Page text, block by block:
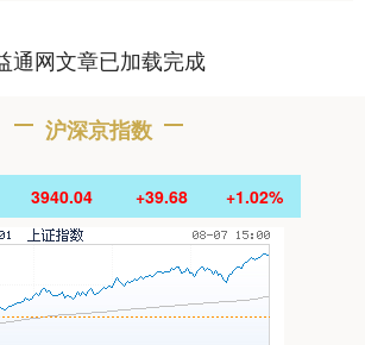
通网文章已加载完成
沪深京指数
3940.04 +39.68 +1.02%